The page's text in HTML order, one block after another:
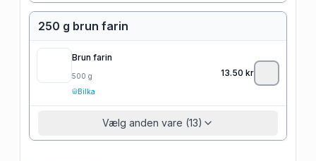
250 g brun farin
Brun farin
500 g
Bilka
13.50 kr
Vælg anden vare (13)